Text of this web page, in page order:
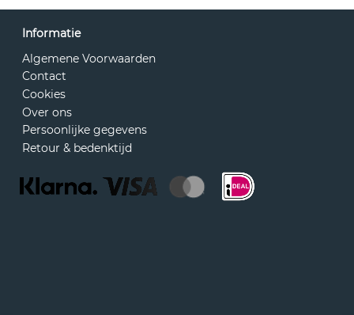
Informatie
Algemene Voorwaarden
Contact
Cookies
Over ons
Persoonlijke gegevens
Retour & bedenktijd